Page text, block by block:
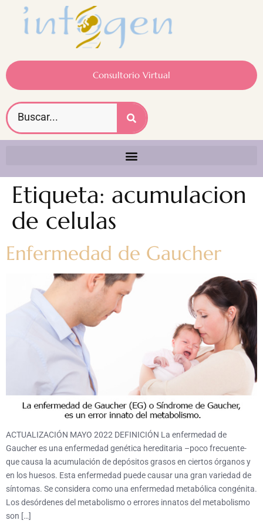
Consultorio Virtual
Etiqueta: acumulacion
de celulas
Enfermedad de Gaucher
ACTUALIZACIÓN MAYO 2022 DEFINICIÓN La enfermedad de
Gaucher es una enfermedad genética hereditaria –poco frecuente-
que causa la acumulación de depósitos grasos en ciertos órganos y
en los huesos. Esta enfermedad puede causar una gran variedad de
síntomas. Se considera como una enfermedad metabólica congénita.
Los desórdenes del metabolismo o errores innatos del metabolismo
son […]